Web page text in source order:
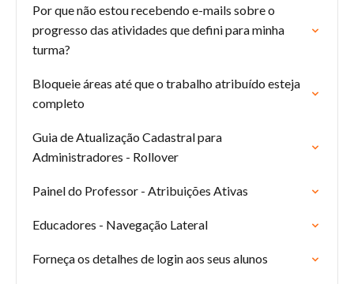
Por que não estou recebendo e-mails sobre o
progresso das atividades que defini para minha
turma?
Bloqueie áreas até que o trabalho atribuído esteja
completo
Guia de Atualização Cadastral para
Administradores - Rollover
Painel do Professor - Atribuições Ativas
Educadores - Navegação Lateral
Forneça os detalhes de login aos seus alunos